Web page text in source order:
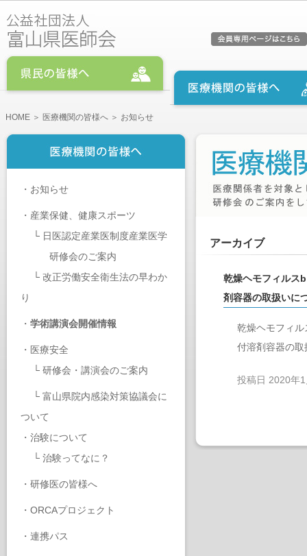
HOME ＞ 医療機関の皆様へ ＞ お知らせ
・ お知らせ
・ 産業保健、健康スポーツ
└ 日医認定産業医制度産業医学
研修会のご案内
└ 改正労働安全衛生法の早わか
り
・ 学術講演会開催情報
・ 医療安全
└ 研修会・講演会のご案内
└ 富山県院内感染対策協議会に
ついて
・ 治験について
└ 治験ってなに？
・ 研修医の皆様へ
・ ORCAプロジェクト
・ 連携パス
アーカイブ
乾燥ヘモフィルス
剤容器の取扱いに
乾燥ヘモフィ
付溶剤容器の
投稿日 2020年